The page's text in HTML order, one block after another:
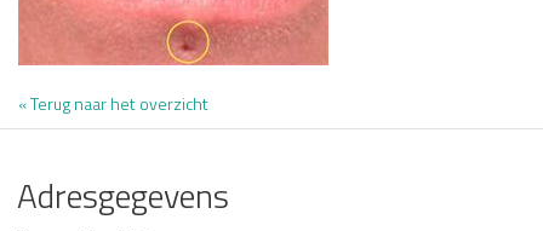
« Terug naar het overzicht
Adresgegevens